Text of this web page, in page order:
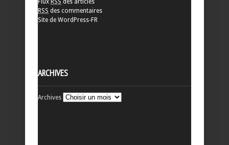
RSS des commentaires
Site de WordPress-FR
ARCHIVES
Archives